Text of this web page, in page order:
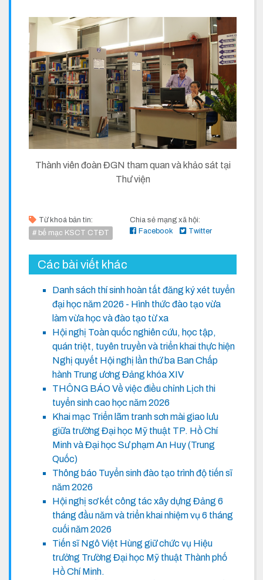
Thành viên đoàn ĐGN tham quan và khảo sát tại
Thư viện
Từ khoá bản tin:
# bế mạc KSCT CTĐT
Chia sẻ mạng xã hội:
Facebook
Twitter
Các bài viết khác
Danh sách thí sinh hoàn tất đăng ký xét tuyển
đại học năm 2026 - Hình thức đào tạo vừa
làm vừa học và đào tạo từ xa
Hội nghị Toàn quốc nghiên cứu, học tập,
quán triệt, tuyên truyền và triển khai thực hiện
Nghị quyết Hội nghị lần thứ ba Ban Chấp
hành Trung ương Đảng khóa XIV
THÔNG BÁO Về việc điều chỉnh Lịch thi
tuyển sinh cao học năm 2026
Khai mạc Triển lãm tranh sơn mài giao lưu
giữa trường Đại học Mỹ thuật TP. Hồ Chí
Minh và Đại học Sư phạm An Huy (Trung
Quốc)
Thông báo Tuyển sinh đào tạo trình độ tiến sĩ
năm 2026
Hội nghị sơ kết công tác xây dựng Đảng 6
tháng đầu năm và triển khai nhiệm vụ 6 tháng
cuối năm 2026
Tiến sĩ Ngô Việt Hùng giữ chức vụ Hiệu
trưởng Trường Đại học Mỹ thuật Thành phố
Hồ Chí Minh.